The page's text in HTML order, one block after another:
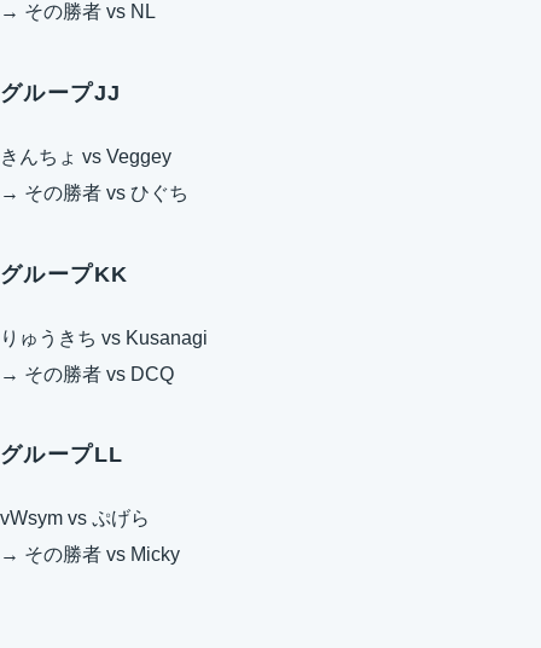
→ その勝者 vs NL
グループJJ
きんちょ vs Veggey
→ その勝者 vs ひぐち
グループKK
りゅうきち vs Kusanagi
→ その勝者 vs DCQ
グループLL
vWsym vs ぷげら
→ その勝者 vs Micky